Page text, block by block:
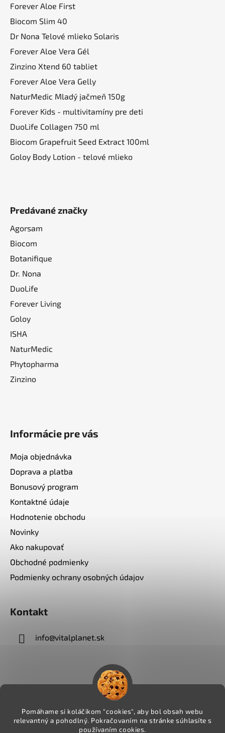
Pomáhame si koláčikom "cookies", aby bol obsah webu
relevantný a pohodlný. Pokračovaním na stránke súhlasíte s
používaním cookies.
Forever Aloe First
Biocom Slim 40
Dr Nona Telové mlieko Solaris
Forever Aloe Vera Gél
Zinzino Xtend 60 tabliet
Forever Aloe Vera Gelly
NaturMedic Mladý jačmeň 150g
Forever Kids - multivitamíny pre deti
DuoLife Collagen 750 ml
Biocom Grapefruit Seed Extract 100ml
Goloy Body Lotion - telové mlieko
Predávané značky
Agorsam
Biocom
Botanifique
Dr. Nona
DuoLife
Forever Living
Goloy
ISHA
NaturMedic
Phytopharma
Zinzino
Informácie pre vás
Moja objednávka
Doprava a platba
Bonusový program
Kontaktné údaje
Hodnotenie obchodu
Novinky
Ako nakupovať
Obchodné podmienky
Podmienky ochrany osobných údajov
Kontakt
info@vitalplanet.sk